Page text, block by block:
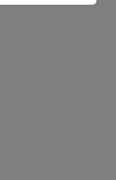
findest du